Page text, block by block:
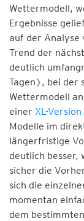
Wettermodell,
Ergebnisse
auf der Analyse
Trend der
deutlich
Tagen), bei der
Wettermodell
einer XL-Version
Modelle im
längerfristige
deutlich besser,
sicher die
sich die
momentan
dem